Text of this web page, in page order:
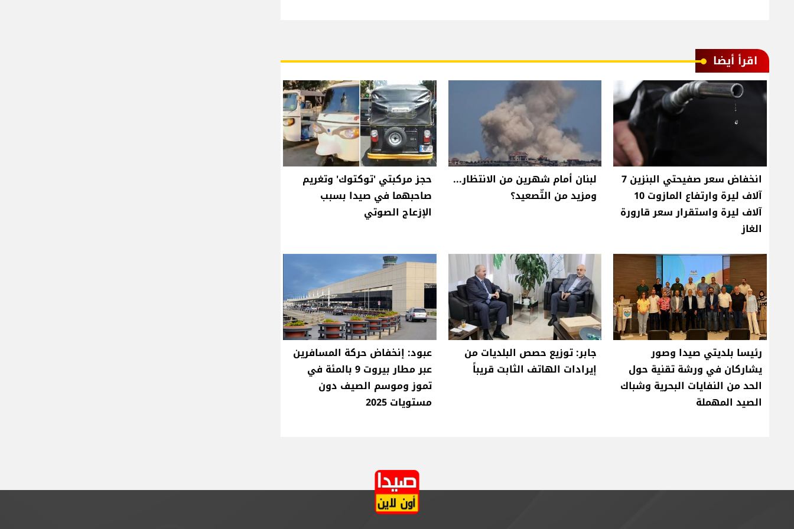
اقرأ أيضا
انخفاض سعر صفيحتي البنزين 7
آلاف ليرة وارتفاع المازوت 10
آلاف ليرة واستقرار سعر قارورة
الغاز
لبنان أمام شهرين من الانتظار...
ومزيد من التّصعيد؟
حجز مركبتي 'توكتوك' وتغريم
صاحبهما في صيدا بسبب
الإزعاج الصوتي
رئيسا بلديتي صيدا وصور
يشاركان في ورشة تقنية حول
الحد من النفايات البحرية وشباك
الصيد المهملة
جابر: توزيع حصص البلديات من
إيرادات الهاتف الثابت قريباً
عبود: إنخفاض حركة المسافرين
عبر مطار بيروت 9 بالمئة في
تموز وموسم الصيف دون
مستويات 2025